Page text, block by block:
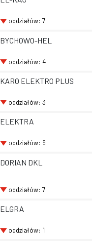
oddziałów: 7
BYCHOWO-HEL
oddziałów: 4
KARO ELEKTRO PLUS
oddziałów: 3
ELEKTRA
oddziałów: 9
DORIAN DKL
oddziałów: 7
ELGRA
oddziałów: 1